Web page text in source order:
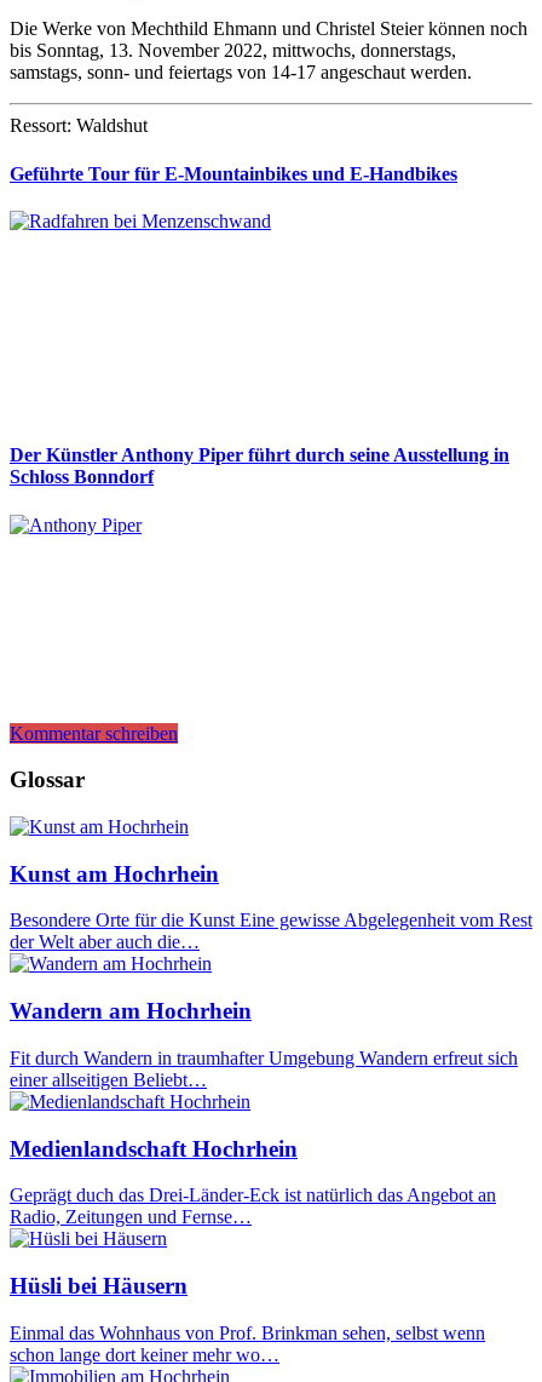
Die Werke von Mechthild Ehmann und Christel Steier können noch
bis Sonntag, 13. November 2022, mittwochs, donnerstags,
samstags, sonn- und feiertags von 14-17 angeschaut werden.
Ressort: Waldshut
Geführte Tour für E-Mountainbikes und E-Handbikes
Der Künstler Anthony Piper führt durch seine Ausstellung in
Schloss Bonndorf
Kommentar schreiben
Glossar
Kunst am Hochrhein
Besondere Orte für die Kunst Eine gewisse Abgelegenheit vom Rest
der Welt aber auch die…
Wandern am Hochrhein
Fit durch Wandern in traumhafter Umgebung Wandern erfreut sich
einer allseitigen Beliebt…
Medienlandschaft Hochrhein
Geprägt duch das Drei-Länder-Eck ist natürlich das Angebot an
Radio, Zeitungen und Fernse…
Hüsli bei Häusern
Einmal das Wohnhaus von Prof. Brinkman sehen, selbst wenn
schon lange dort keiner mehr wo…